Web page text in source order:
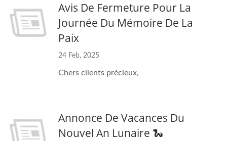
Avis De Fermeture Pour La
Journée Du Mémoire De La
Paix
24 Feb, 2025
Chers clients précieux,
Annonce De Vacances Du
Nouvel An Lunaire 🐍